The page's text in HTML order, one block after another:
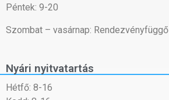
Péntek: 9-20
Szombat – vasárnap: Rendezvényfüggő
Nyári nyitvatartás
Hétfő: 8-16